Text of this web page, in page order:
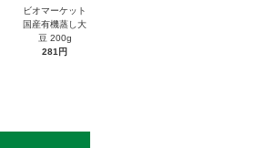
ビオマーケット
国産有機蒸し大
豆 200g
281円